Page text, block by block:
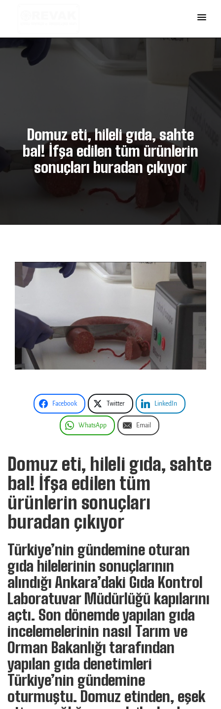
Domuz eti, hileli gıda, sahte
bal! İfşa edilen tüm ürünlerin
sonuçları buradan çıkıyor
Facebook Twitter LinkedIn
WhatsApp Email
Domuz eti, hileli gıda, sahte
bal! İfşa edilen tüm
ürünlerin sonuçları
buradan çıkıyor
Türkiye’nin gündemine oturan
gıda hilelerinin sonuçlarının
alındığı Ankara’daki Gıda Kontrol
Laboratuvar Müdürlüğü kapılarını
açtı. Son dönemde yapılan gıda
incelemelerinin nasıl Tarım ve
Orman Bakanlığı tarafından
yapılan gıda denetimleri
Türkiye’nin gündemine
oturmuştu. Domuz etinden, eşek